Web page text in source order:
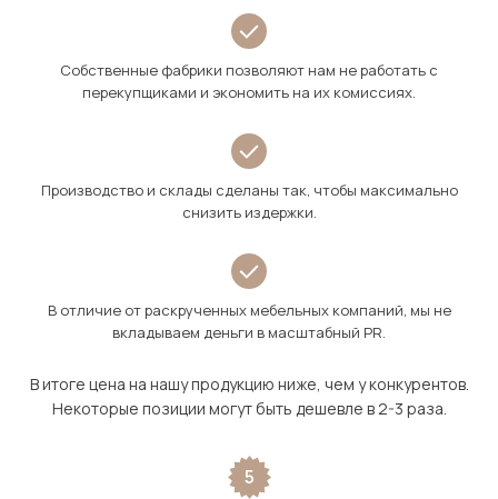
Собственные фабрики позволяют нам не работать с
перекупщиками и экономить на их комиссиях.
Производство и склады сделаны так, чтобы максимально
снизить издержки.
В отличие от раскрученных мебельных компаний, мы не
вкладываем деньги в масштабный PR.
В итоге цена на нашу продукцию ниже, чем у конкурентов.
Некоторые позиции могут быть дешевле в 2-3 раза.
5